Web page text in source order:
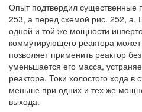
Опыт подтвердил существенные
253, а перед схемой рис. 252, а.
одной и той же мощности
коммутирующего реактора
позволяет применить реактор
уменьшается его масса,
реактора. Токи холостого хода
меньше при одних и тех же
выхода.